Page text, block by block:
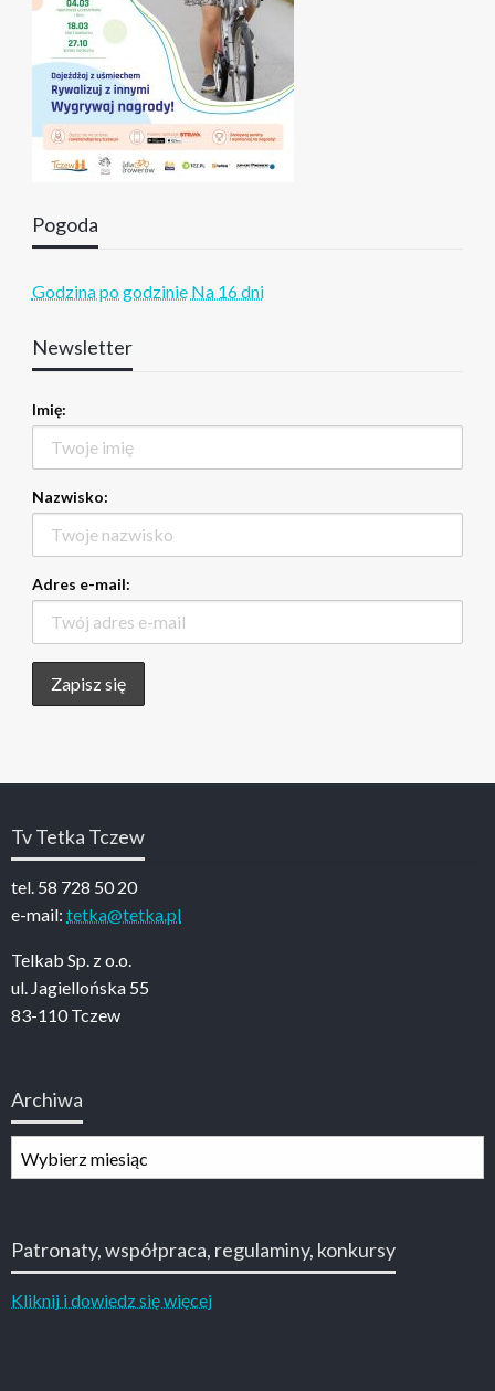
Pogoda
Godzina po godzinie Na 16 dni
Newsletter
Imię:
Nazwisko:
Adres e-mail:
Tv Tetka Tczew
tel. 58 728 50 20
e-mail: tetka@tetka.pl
Telkab Sp. z o.o.
ul. Jagiellońska 55
83-110 Tczew
Archiwa
Patronaty, współpraca, regulaminy, konkursy
Kliknij i dowiedz się więcej